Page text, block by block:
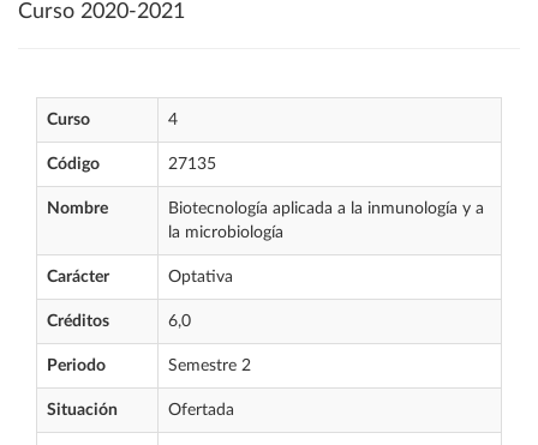
Curso 2020-2021
Curso 4
Código 27135
Nombre
Biotecnología aplicada a la inmunología y a
la microbiología
Carácter Optativa
Créditos 6,0
Periodo Semestre 2
Situación Ofertada